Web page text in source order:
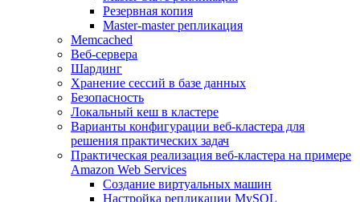
Резервная копия
Master-master репликация
Memcached
Веб-сервера
Шардинг
Хранение сессий в базе данных
Безопасность
Локальный кеш в кластере
Варианты конфигурации веб-кластера для
решения практических задач
Практическая реализация веб-кластера на примере
Amazon Web Services
Создание виртуальных машин
Настройка репликации MySQL